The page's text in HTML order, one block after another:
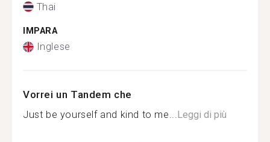
Thai
IMPARA
Inglese
Vorrei un Tandem che
Just be yourself and kind to me...Leggi di più